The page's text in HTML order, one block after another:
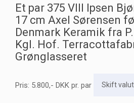
Et par 375 VIII Ipsen
17 cm Axel Sørensen
Denmark Keramik fra
Kgl. Hof.
Grønglasseret
Pris: 5.800,- DKK pr. par